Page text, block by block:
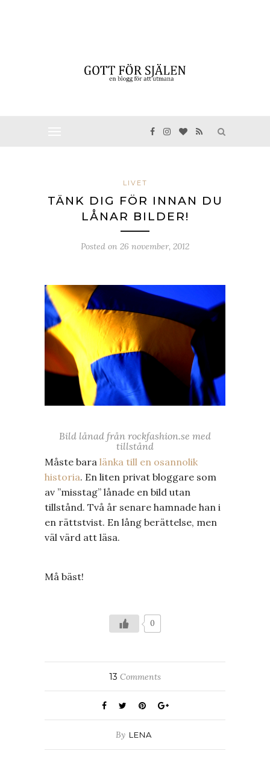
LIVET
TÄNK DIG FÖR INNAN DU
LÅNAR BILDER!
Posted on 26 november, 2012
Bild lånad från rockfashion.se med
tillstånd
Måste bara länka till en osannolik
historia. En liten privat bloggare som
av ”misstag” lånade en bild utan
tillstånd. Två år senare hamnade han i
en rättstvist. En lång berättelse, men
väl värd att läsa.
Må bäst!
0
13 Comments
By LENA